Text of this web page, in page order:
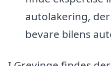
autolakering,
bevare bilens